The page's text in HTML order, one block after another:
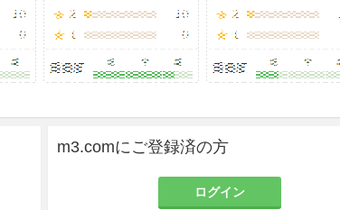
m3.comにご登録済の方
ログイン